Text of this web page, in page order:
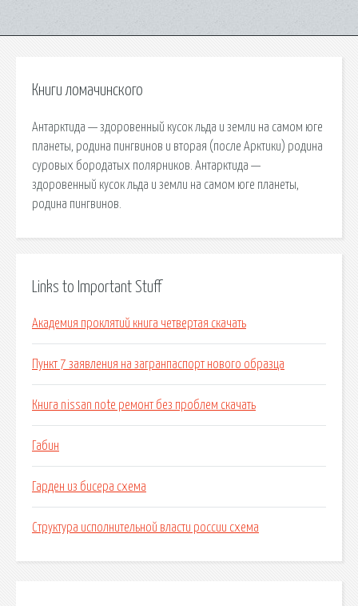
Книги ломачинского
Антарктида — здоровенный кусок льда и земли на самом юге
планеты, родина пингвинов и вторая (после Арктики) родина
суровых бородатых полярников. Антарктида —
здоровенный кусок льда и земли на самом юге планеты,
родина пингвинов.
Links to Important Stuff
Академия проклятий книга четвертая скачать
Пункт 7 заявления на загранпаспорт нового образца
Книга nissan note ремонт без проблем скачать
Габин
Гарден из бисера схема
Структура исполнительной власти россии схема